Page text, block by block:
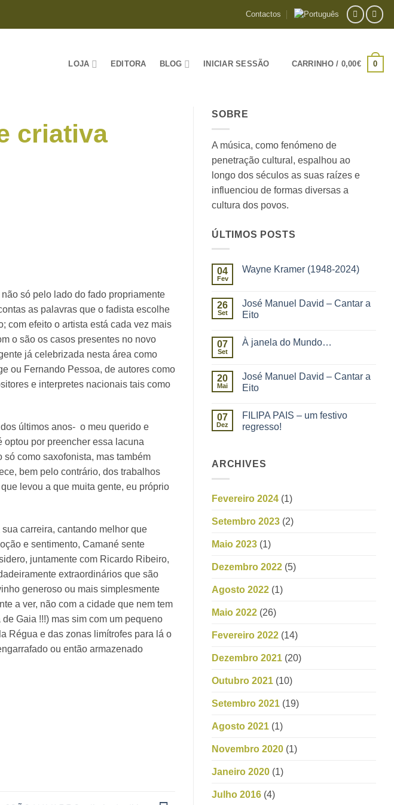
Contactos
LOJA EDITORA BLOG INICIAR SESSÃO CARRINHO / 0,00€ 0
criativa
só pelo lado do fado propriamente
as palavras que o fadista escolhe
com efeito o artista está cada vez mais
o são os casos presentes no novo
já celebrizada nesta área como
ou Fernando Pessoa, de autores como
e interpretes nacionais tais como
últimos anos- o meu querido e
por preencher essa lacuna
como saxofonista, mas também
bem pelo contrário, dos trabalhos
levou a que muita gente, eu próprio
carreira, cantando melhor que
e sentimento, Camané sente
juntamente com Ricardo Ribeiro,
extraordinários que são
generoso ou mais simplesmente
a ver, não com a cidade que nem tem
Gaia !!!) mas sim com um pequeno
Régua e das zonas limítrofes para lá o
ou então armazenado
SOBRE
A música, como fenómeno de
penetração cultural, espalhou ao
longo dos séculos as suas raízes e
influenciou de formas diversas a
cultura dos povos.
ÚLTIMOS POSTS
04
Fev
Wayne Kramer (1948-2024)
26
Set
José Manuel David – Cantar a
Eito
07
Set
À janela do Mundo…
20
Mai
José Manuel David – Cantar a
Eito
07
Dez
FILIPA PAIS – um festivo
regresso!
ARCHIVES
Fevereiro 2024 (1)
Setembro 2023 (2)
Maio 2023 (1)
Dezembro 2022 (5)
Agosto 2022 (1)
Maio 2022 (26)
Fevereiro 2022 (14)
Dezembro 2021 (20)
Outubro 2021 (10)
Setembro 2021 (19)
Agosto 2021 (1)
Novembro 2020 (1)
Janeiro 2020 (1)
Julho 2016 (4)